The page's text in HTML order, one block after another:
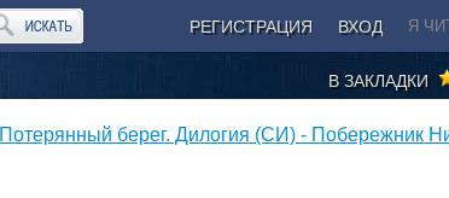
РЕГИСТРАЦИЯ ВХОД Я
В ЗАКЛАДКИ
Потерянный берег. Дилогия (СИ) - Побережник